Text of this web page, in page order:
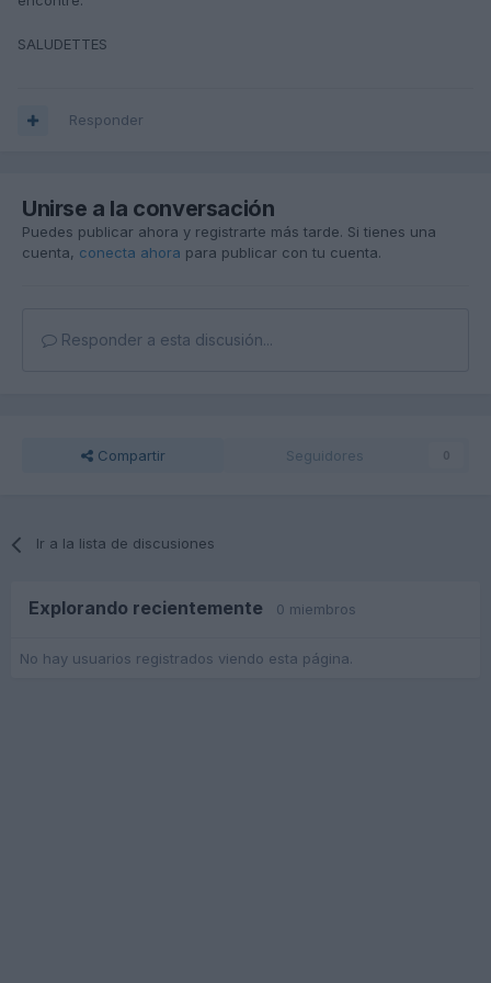
SALUDETTES
Responder
Unirse a la conversación
Puedes publicar ahora y registrarte más tarde. Si tienes una
cuenta, conecta ahora para publicar con tu cuenta.
Responder a esta discusión...
Compartir Seguidores 0
Ir a la lista de discusiones
Explorando recientemente 0 miembros
No hay usuarios registrados viendo esta página.